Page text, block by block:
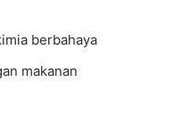
berbahaya
makanan